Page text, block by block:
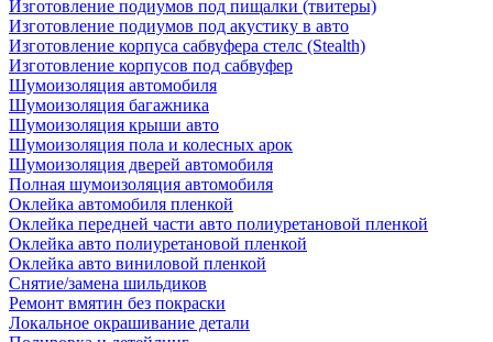
Изготовление подиумов под пищалки (твитеры)
Изготовление подиумов под акустику в авто
Изготовление корпуса сабвуфера стелс (Stealth)
Изготовление корпусов под сабвуфер
Шумоизоляция автомобиля
Шумоизоляция багажника
Шумоизоляция крыши авто
Шумоизоляция пола и колесных арок
Шумоизоляция дверей автомобиля
Полная шумоизоляция автомобиля
Оклейка автомобиля пленкой
Оклейка передней части авто полиуретановой пленкой
Оклейка авто полиуретановой пленкой
Оклейка авто виниловой пленкой
Снятие/замена шильдиков
Ремонт вмятин без покраски
Локальное окрашивание детали